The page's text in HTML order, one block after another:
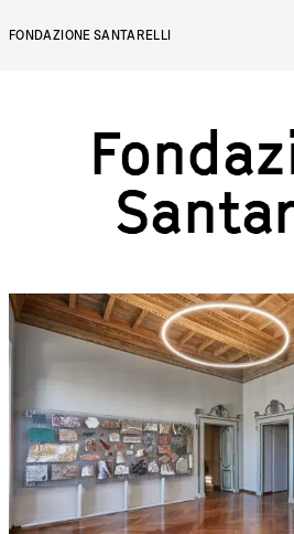
FONDAZIONE SANTARELLI
Fondaz
Santa